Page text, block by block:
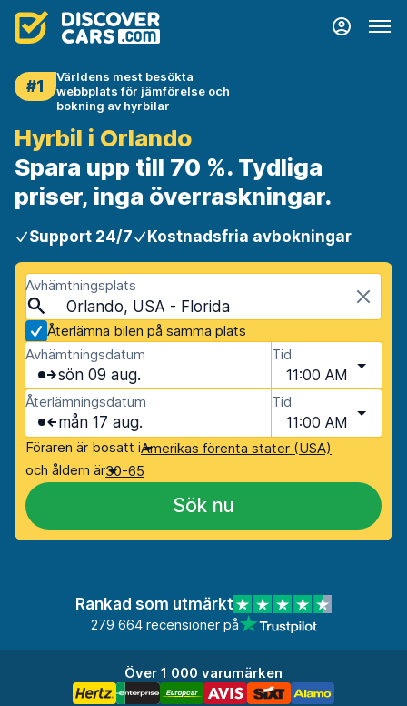
#1
Världens mest besökta
webbplats för jämförelse och
bokning av hyrbilar
Hyrbil i Orlando
Spara upp till 70 %. Tydliga
priser, inga överraskningar.
Support 24/7 Kostnadsfria avbokningar
Avhämtningsplats
Orlando, USA - Florida
Återlämna bilen på samma plats
Avhämtningsdatum
sön 09 aug.
Tid
11:00 AM
Återlämningsdatum
mån 17 aug.
Tid
11:00 AM
Föraren är bosatt iAmerikas förenta stater (USA)
och åldern är30-65
Sök nu
Rankad som utmärkt
279 664 recensioner på
Över 1 000 varumärken